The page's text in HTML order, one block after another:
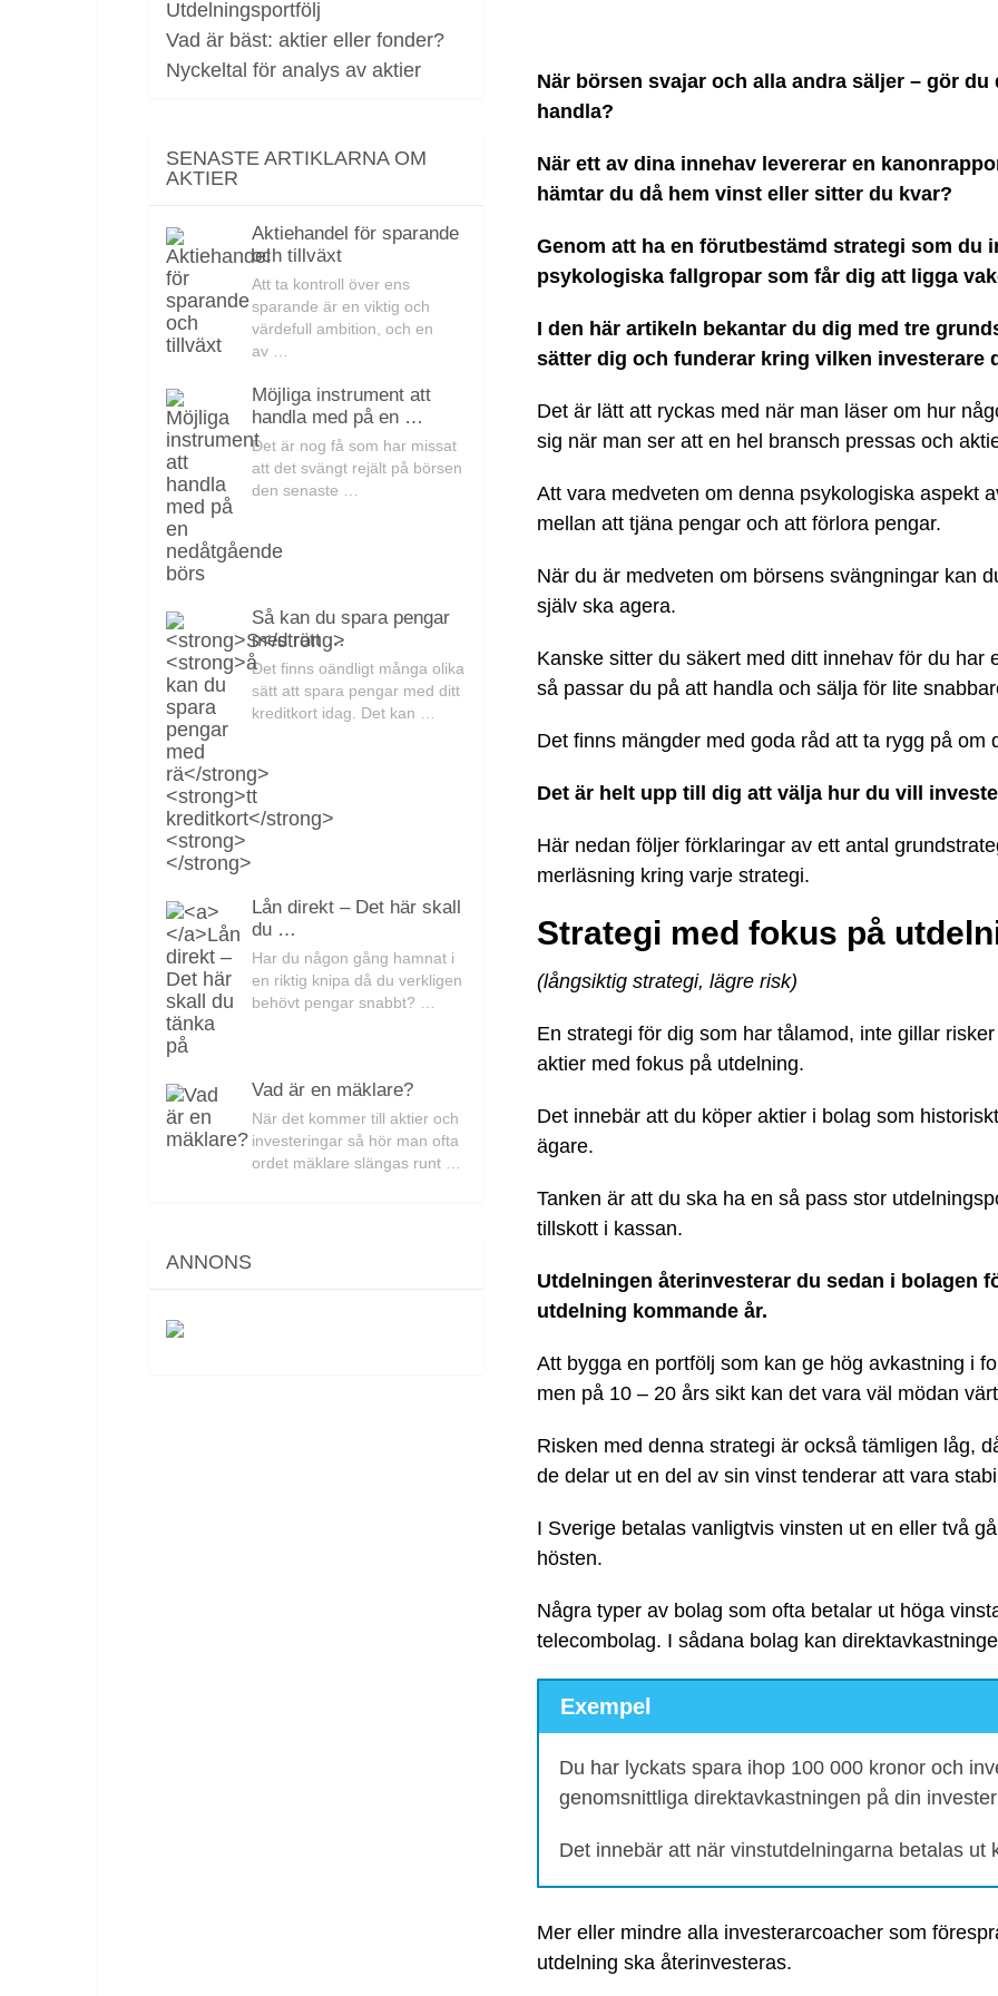
När börsen svajar och alla andra säljer – gör
handla?
När ett av dina innehav levererar en
hämtar du då hem vinst eller sitter du kvar?
Genom att ha en förutbestämd strategi som du
psykologiska fallgropar som får dig att ligga
I den här artikeln bekantar du dig med tre
sätter dig och funderar kring vilken investerare
Det är lätt att ryckas med när man läser om hur
sig när man ser att en hel bransch pressas och
Att vara medveten om denna psykologiska aspekt
mellan att tjäna pengar och att förlora pengar.
När du är medveten om börsens svängningar kan
själv ska agera.
Kanske sitter du säkert med ditt innehav för du har
så passar du på att handla och sälja för lite
Det finns mängder med goda råd att ta rygg på
Det är helt upp till dig att välja hur du vill
Här nedan följer förklaringar av ett antal
merläsning kring varje strategi.
Strategi med fokus på
(långsiktig strategi, lägre risk)
En strategi för dig som har tålamod, inte gillar
aktier med fokus på utdelning.
Det innebär att du köper aktier i bolag som
ägare.
Tanken är att du ska ha en så pass stor
tillskott i kassan.
Utdelningen återinvesterar du sedan i bolagen
utdelning kommande år.
Att bygga en portfölj som kan ge hög avkastning i
men på 10 – 20 års sikt kan det vara väl mödan
Risken med denna strategi är också tämligen låg,
de delar ut en del av sin vinst tenderar att vara
I Sverige betalas vanligtvis vinsten ut en eller två
hösten.
Några typer av bolag som ofta betalar ut höga
telecombolag. I sådana bolag kan
Exempel
Du har lyckats spara ihop 100 000 kronor och
genomsnittliga direktavkastningen på din
Det innebär att när vinstutdelningarna betalas ut
Mer eller mindre alla investerarcoacher som
utdelning ska återinvesteras.
Utdelningsportfölj
Vad är bäst: aktier eller fonder?
Nyckeltal för analys av aktier
SENASTE ARTIKLARNA OM
AKTIER
Aktiehandel för sparande
och tillväxt
Att ta kontroll över ens
sparande är en viktig och
värdefull ambition, och en
av …
Möjliga instrument att
handla med på en …
Det är nog få som har missat
att det svängt rejält på börsen
den senaste …
Så kan du spara pengar
med rätt …
Det finns oändligt många olika
sätt att spara pengar med ditt
kreditkort idag. Det kan …
Lån direkt – Det här skall
du …
Har du någon gång hamnat i
en riktig knipa då du verkligen
behövt pengar snabbt? …
Vad är en mäklare?
När det kommer till aktier och
investeringar så hör man ofta
ordet mäklare slängas runt …
ANNONS